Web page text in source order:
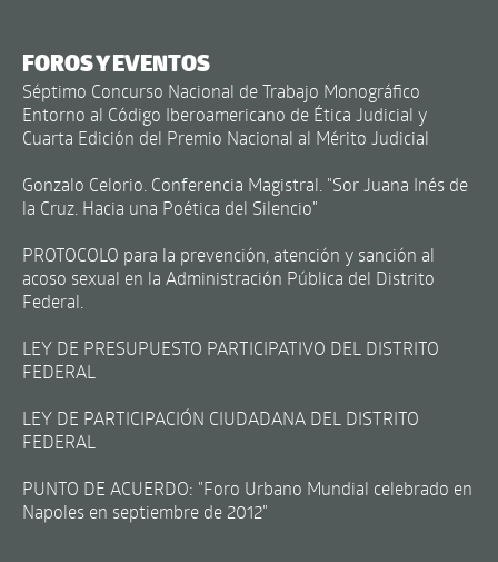
FOROS Y EVENTOS
Séptimo Concurso Nacional de Trabajo Monográfico
Entorno al Código Iberoamericano de Ética Judicial y
Cuarta Edición del Premio Nacional al Mérito Judicial
Gonzalo Celorio. Conferencia Magistral. "Sor Juana Inés de
la Cruz. Hacia una Poética del Silencio"
PROTOCOLO para la prevención, atención y sanción al
acoso sexual en la Administración Pública del Distrito
Federal.
LEY DE PRESUPUESTO PARTICIPATIVO DEL DISTRITO
FEDERAL
LEY DE PARTICIPACIÓN CIUDADANA DEL DISTRITO
FEDERAL
PUNTO DE ACUERDO: "Foro Urbano Mundial celebrado en
Napoles en septiembre de 2012"